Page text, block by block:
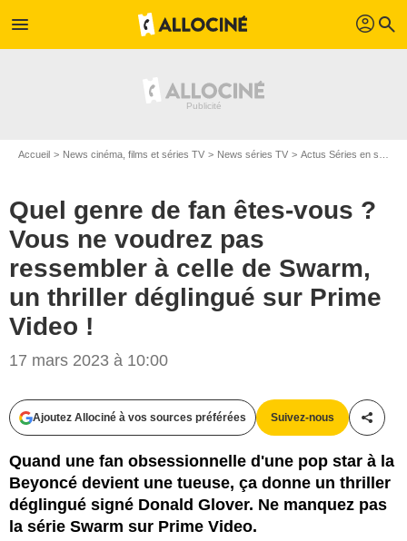
menu profil search
Accueil News cinéma, films et séries TV News séries TV Actus Séries en streaming
Quel genre de fan êtes-vous ?
Vous ne voudrez pas
ressembler à celle de Swarm,
un thriller déglingué sur Prime
Video !
17 mars 2023 à 10:00
Ajoutez Allociné à vos sources préférées Suivez-nous
Quand une fan obsessionnelle d'une pop star à la
Beyoncé devient une tueuse, ça donne un thriller
déglingué signé Donald Glover. Ne manquez pas
la série Swarm sur Prime Video.